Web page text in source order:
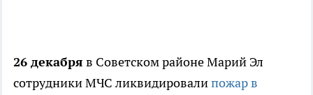
26 декабря в Советском районе Марий Эл
сотрудники МЧС ликвидировалипожар в